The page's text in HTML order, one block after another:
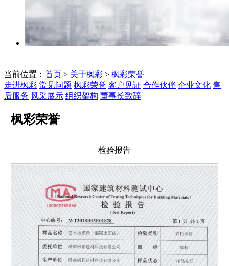
当前位置： 首页 > 关于枫彩 > 枫彩荣誉
走进枫彩 常见问题 枫彩荣誉 客户见证 合作伙伴 企业文化 售
后服务 风采展示 组织架构 董事长致辞
枫彩荣誉
检验报告